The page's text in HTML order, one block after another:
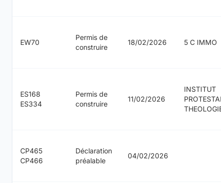
EW70
Permis de
construire
18/02/2026 5 C IMMO
ES168
ES334
Permis de
construire
11/02/2026
INSTITUT
CP465
CP466
Déclaration
préalable
04/02/2026